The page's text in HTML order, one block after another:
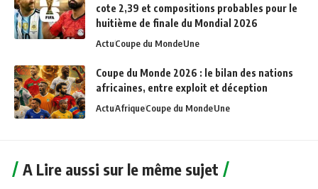
cote 2,39 et compositions probables pour le
huitième de finale du Mondial 2026
ActuCoupe du MondeUne
Coupe du Monde 2026 : le bilan des nations
africaines, entre exploit et déception
ActuAfriqueCoupe du MondeUne
A Lire aussi sur le même sujet